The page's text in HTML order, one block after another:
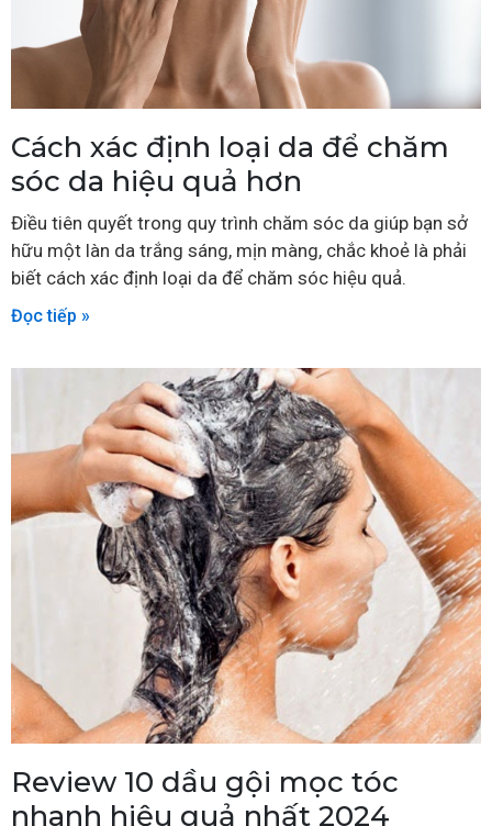
Cách xác định loại da để chăm
sóc da hiệu quả hơn
Điều tiên quyết trong quy trình chăm sóc da giúp bạn sở
hữu một làn da trắng sáng, mịn màng, chắc khoẻ là phải
biết cách xác định loại da để chăm sóc hiệu quả.
Đọc tiếp »
Review 10 dầu gội mọc tóc
nhanh hiệu quả nhất 2024